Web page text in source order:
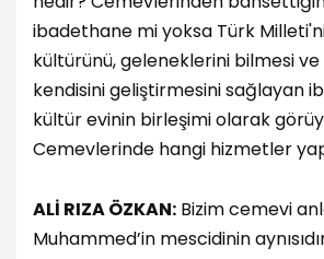
ibadethane mi yoksa Türk
kültürünü, geleneklerini bilmesi
kendisini geliştirmesini sağlayan
kültür evinin birleşimi olarak
Cemevlerinde hangi hizmetler
ALİ RIZA ÖZKAN: Bizim cemevi
Muhammed’in mescidinin